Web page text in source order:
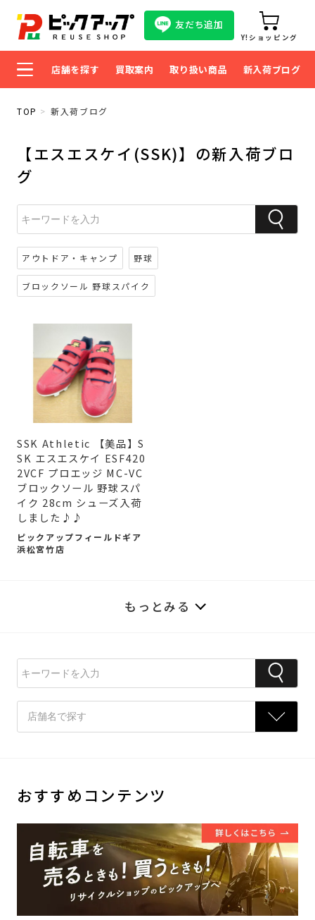
友だち追加
Y!ショッピング
店舗を探す 買取案内 取り扱い商品 新入荷ブログ
TOP 新入荷ブログ
【エスエスケイ(SSK)】の新入荷ブロ
グ
アウトドア・キャンプ 野球
ブロックソール 野球スパイク
SSK Athletic 【美品】S
SK エスエスケイ ESF420
2VCF プロエッジ MC-VC
ブロックソール 野球スパ
イク 28cm シューズ入荷
しました♪♪
ピックアップフィールドギア
浜松宮竹店
もっとみる
おすすめコンテンツ